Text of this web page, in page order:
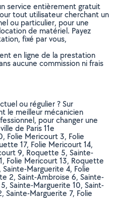
service entièrement gratuit
tout utilisateur cherchant un
ou particulier, pour une
de matériel. Payez
fixé par vous,
en ligne de la prestation
aucune commission ni frais
ou régulier ? Sur
le meilleur mécanicien
pour changer une
de Paris 11e
Folie Mericourt 3, Folie
17, Folie Mericourt 14,
9, Roquette 5, Sainte-
Folie Mericourt 13, Roquette
Marguerite 4, Folie
2, Saint-Ambroise 6, Sainte-
Sainte-Marguerite 10, Saint-
Sainte-Marguerite 7, Folie